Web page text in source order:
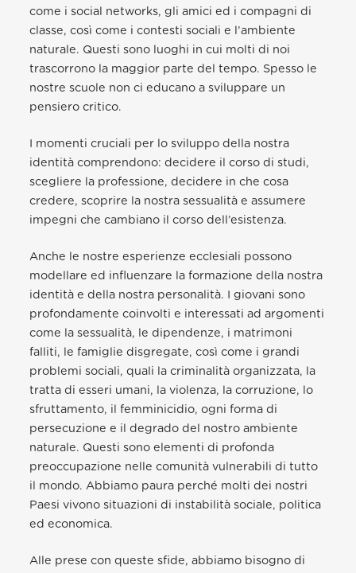
come i social networks, gli amici ed i compagni di
classe, così come i contesti sociali e l’ambiente
naturale. Questi sono luoghi in cui molti di noi
trascorrono la maggior parte del tempo. Spesso le
nostre scuole non ci educano a sviluppare un
pensiero critico.
I momenti cruciali per lo sviluppo della nostra
identità comprendono: decidere il corso di studi,
scegliere la professione, decidere in che cosa
credere, scoprire la nostra sessualità e assumere
impegni che cambiano il corso dell’esistenza.
Anche le nostre esperienze ecclesiali possono
modellare ed influenzare la formazione della nostra
identità e della nostra personalità. I giovani sono
profondamente coinvolti e interessati ad argomenti
come la sessualità, le dipendenze, i matrimoni
falliti, le famiglie disgregate, così come i grandi
problemi sociali, quali la criminalità organizzata, la
tratta di esseri umani, la violenza, la corruzione, lo
sfruttamento, il femminicidio, ogni forma di
persecuzione e il degrado del nostro ambiente
naturale. Questi sono elementi di profonda
preoccupazione nelle comunità vulnerabili di tutto
il mondo. Abbiamo paura perché molti dei nostri
Paesi vivono situazioni di instabilità sociale, politica
ed economica.
Alle prese con queste sfide, abbiamo bisogno di